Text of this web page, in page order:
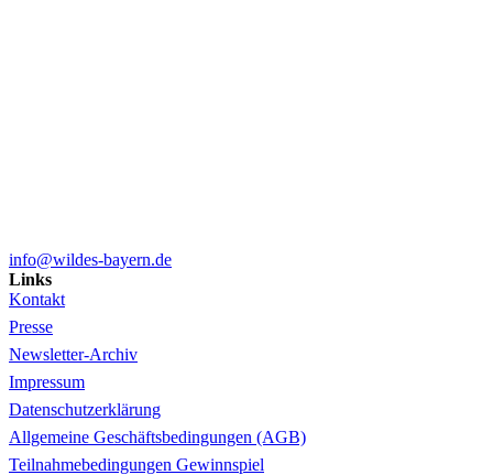
info@wildes-bayern.de
Links
Kontakt
Presse
Newsletter-Archiv
Impressum
Datenschutzerklärung
Allgemeine Geschäftsbedingungen (AGB)
Teilnahmebedingungen Gewinnspiel